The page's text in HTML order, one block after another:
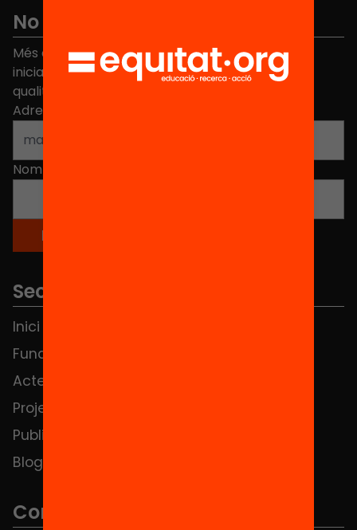
No et perdis res
Més de 40.000 persones ja han triat Equitat. Rep
iniciatives, propostes i projectes per millorar la
qualitat de l'educació a Catalunya.
Adreça electrònica
Nom
Seccions
Inici
Fundació
Actes
Projectes
Publicacions i vídeos
Blog
Contacte